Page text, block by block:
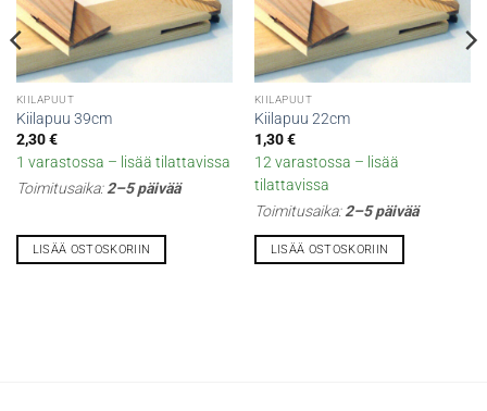
KIILAPUUT
Kiilapuu 39cm
2,30€
1 varastossa – lisää tilattavissa
Toimitusaika:2–5 päivää
LISÄÄ OSTOSKORIIN
KIILAPUUT
Kiilapuu 22cm
1,30€
12 varastossa – lisää
tilattavissa
Toimitusaika:2–5 päivää
LISÄÄ OSTOSKORIIN